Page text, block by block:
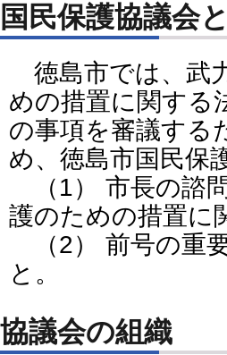
国民保護協議会
徳島市では、武
めの措置に関する
の事項を審議する
め、徳島市国民保
（1） 市長の諮
護のための措置に
（2） 前号の重
と。
協議会の組織